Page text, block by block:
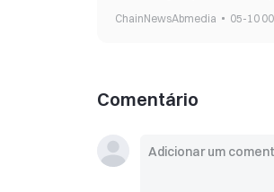
ChainNewsAbmedia 05-10
Comentário